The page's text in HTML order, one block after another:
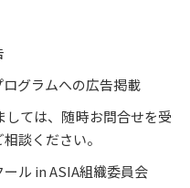
グラムへの広告掲載
ては、随時お問合せを受
談ください。
ル in ASIA組織委員会